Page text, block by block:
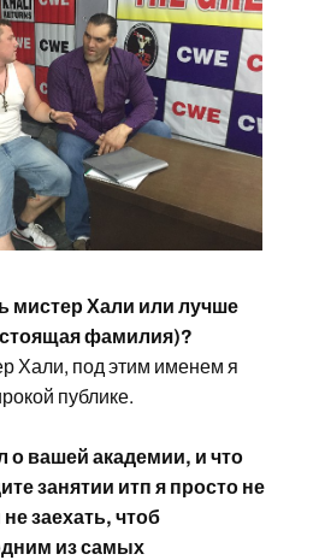
мистер Хали или лучше
фамилия)?
Хали, под этим именем я
публике.
о вашей академии, и что
занятии итп я просто не
заехать, чтоб
из самых